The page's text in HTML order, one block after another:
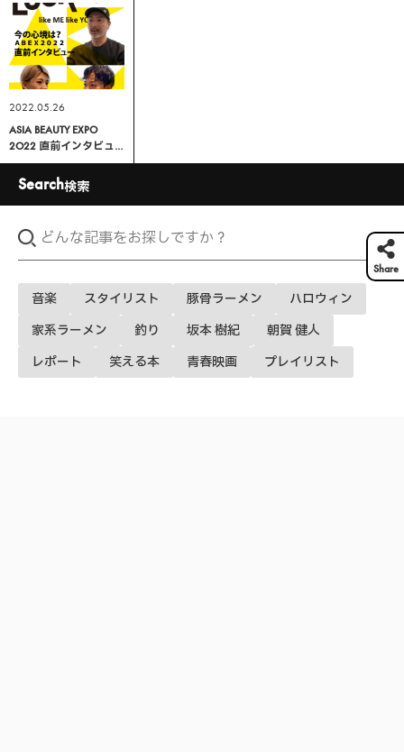
整い所【由縁別邸】
2022.05.26
ASIA BEAUTY EXPO
2O22 直前インタビュ
ー
Search検索
音楽 スタイリスト 豚骨ラーメン ハロウィン
家系ラーメン 釣り 坂本 樹紀 朝賀 健人
レポート 笑える本 青春映画 プレイリスト
Share